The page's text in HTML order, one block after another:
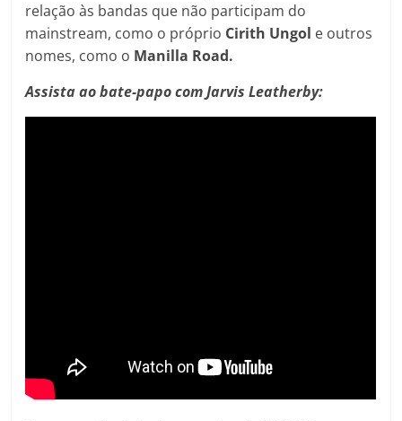
relação às bandas que não participam do
mainstream, como o próprio Cirith Ungol e outros
nomes, como o Manilla Road.
Assista ao bate-papo com Jarvis Leatherby: